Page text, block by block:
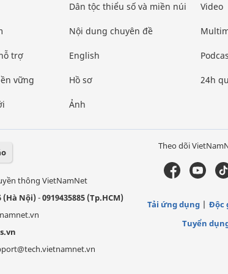
trợ
vững
Dân tộc thiểu số và miền núi
Nội dung chuyên đề
English
Hồ sơ
Ảnh
Video
24h
thông VietNamNet
(Hà Nội)-0919435885 (Tp.HCM)
Theo dõi
Tải ứng dụng
Độc
Tuyển